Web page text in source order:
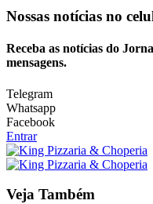
Nossas notícias no
Receba as notícias do
mensagens.
Telegram
Whatsapp
Facebook
Entrar
Veja Também